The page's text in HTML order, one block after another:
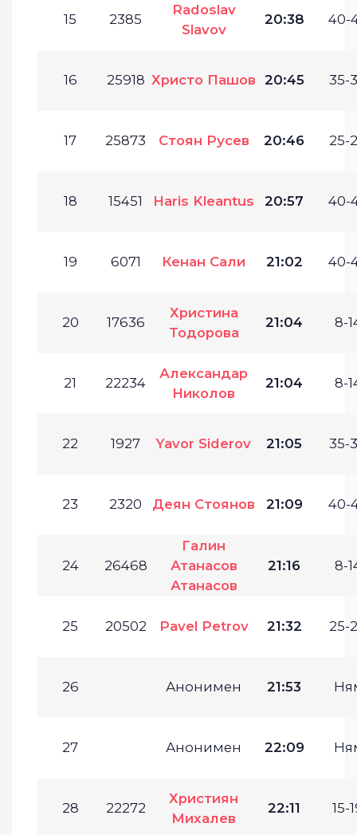
15 2385
Radoslav
Slavov
20:38 40-
16 25918 Христо Пашов 20:45 35-
17 25873 Стоян Русев 20:46 25-
18 15451 Haris Kleantus 20:57 40-
19 6071 Кенан Сали 21:02 40-
20 17636
Христина
Тодорова
21:04 8-
21 22234
Александар
Николов
21:04 8-
22 1927 Yavor Siderov 21:05 35-
23 2320 Деян Стоянов 21:09 40-
24 26468
Галин
Атанасов
Атанасов
21:16 8-
25 20502 Pavel Petrov 21:32 25-
26 Анонимен 21:53
27 Анонимен 22:09
28 22272
Християн
Михалев
22:11 15-